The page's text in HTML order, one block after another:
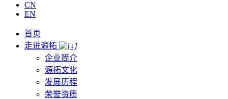
CN
EN
首页
走进源拓
企业简介
源拓文化
发展历程
荣誉资质